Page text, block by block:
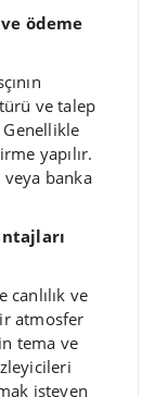
ödeme
ve talep
yapılır.
banka
ve
atmosfer
tema ve
isteyen